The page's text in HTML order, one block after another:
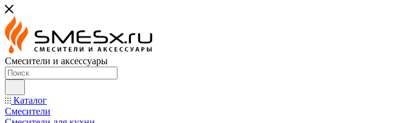
Смесители и аксессуары
Каталог
Смесители